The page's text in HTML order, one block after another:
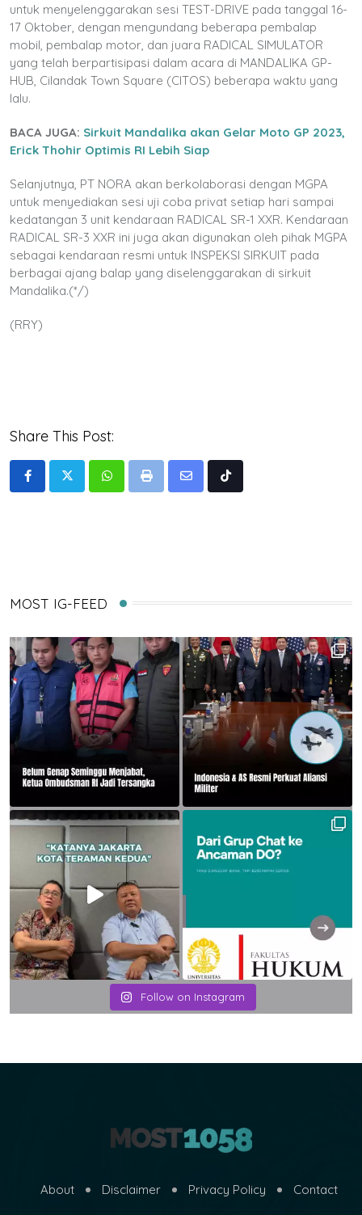
untuk menyelenggarakan sesi TEST-DRIVE pada tanggal 16-
17 Oktober, dengan mengundang beberapa pembalap
mobil, pembalap motor, dan juara RADICAL SIMULATOR
yang telah berpartisipasi dalam acara di MANDALIKA GP-
HUB, Cilandak Town Square (CITOS) beberapa waktu yang
lalu.
BACA JUGA: Sirkuit Mandalika akan Gelar Moto GP 2023,
Erick Thohir Optimis RI Lebih Siap
Selanjutnya, PT NORA akan berkolaborasi dengan MGPA
untuk menyediakan sesi uji coba privat setiap hari sampai
kedatangan 3 unit kendaraan RADICAL SR-1 XXR. Kendaraan
RADICAL SR-3 XXR ini juga akan digunakan oleh pihak MGPA
sebagai kendaraan resmi untuk INSPEKSI SIRKUIT pada
berbagai ajang balap yang diselenggarakan di sirkuit
Mandalika.(*/)
(RRY)
Share This Post:
WhatsappPrint
Share
Tiktok
MOST IG-FEED
Follow on Instagram
About Disclaimer Privacy Policy Contact